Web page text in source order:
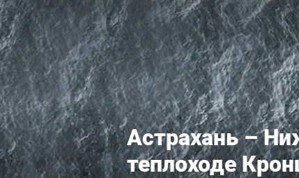
Астрахань –
теплоходе